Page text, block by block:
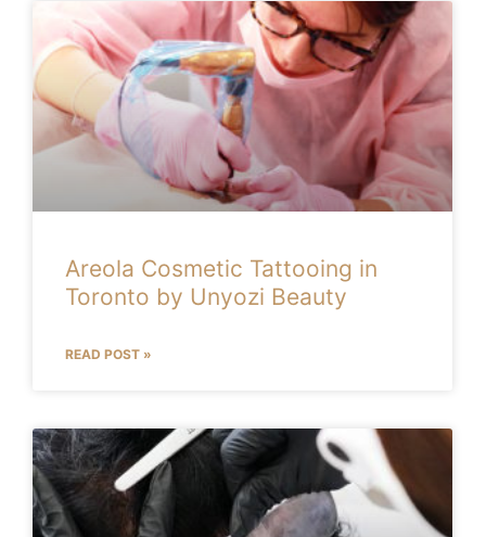
Areola Cosmetic Tattooing in
Toronto by Unyozi Beauty
READ POST »